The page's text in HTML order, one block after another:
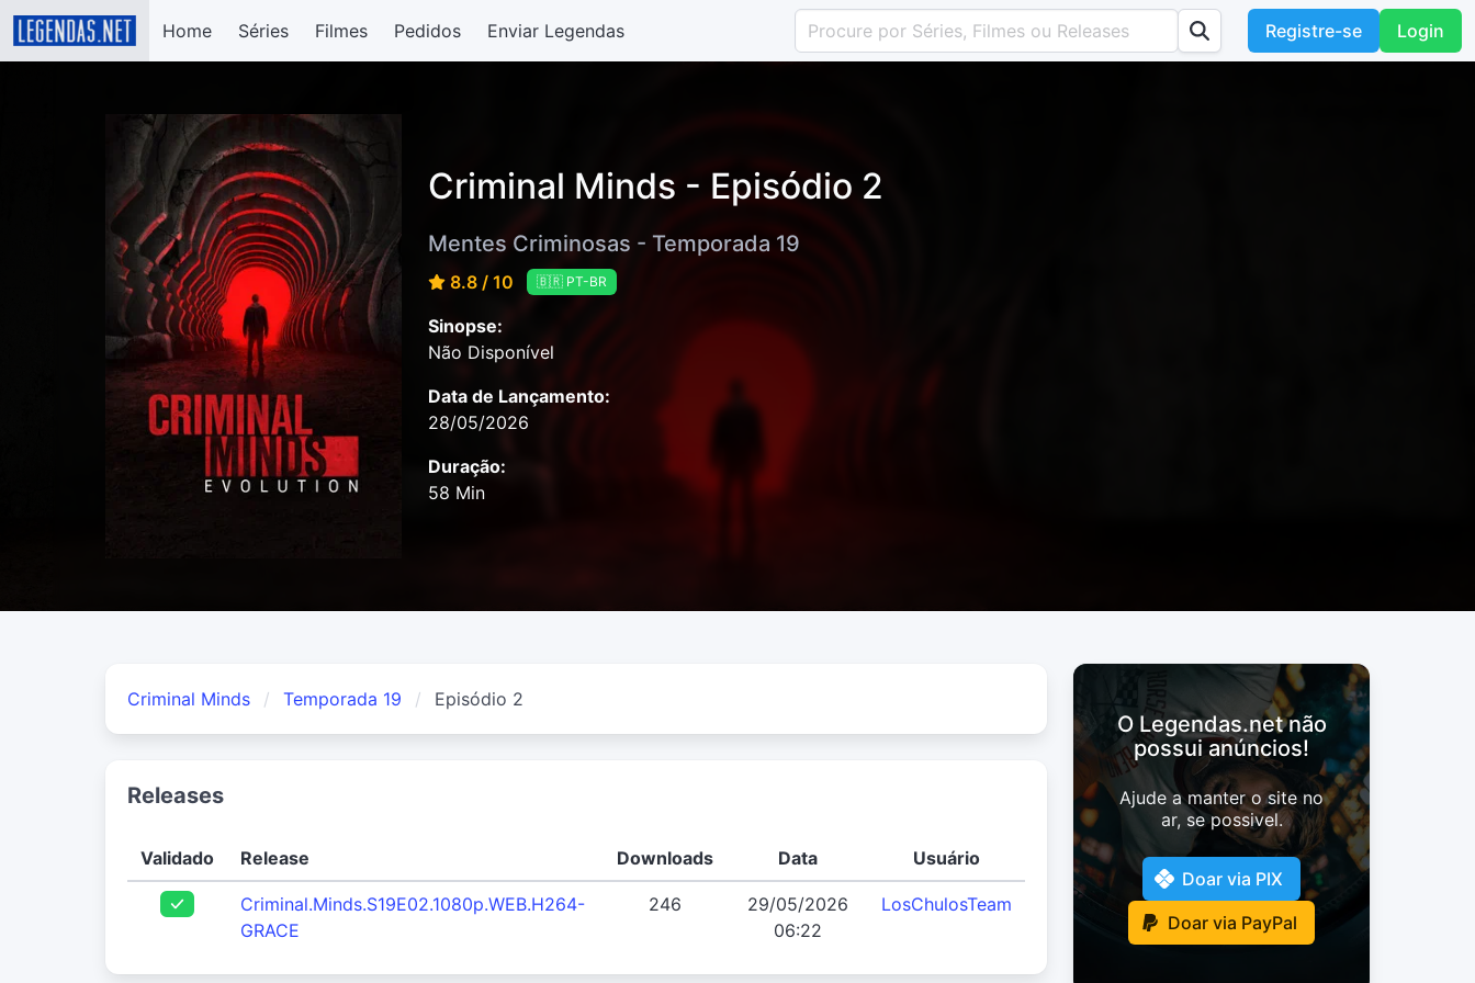
Home Séries Filmes Pedidos Enviar Legendas Registre-se Login
Criminal Minds - Episódio 2
Mentes Criminosas - Temporada 19
8.8 / 10 🇧🇷 PT-BR
Sinopse:
Não Disponível
Data de Lançamento:
28/05/2026
Duração:
58 Min
Criminal Minds Temporada 19 Episódio 2
Releases
Validado Release Downloads Data Usuário
Criminal.Minds.S19E02.1080p.WEB.H264-
GRACE
246
29/05/2026
06:22
LosChulosTeam
O Legendas.net não
possui anúncios!
Ajude a manter o site no
ar, se possivel.
Doar via PIX
Doar via PayPal